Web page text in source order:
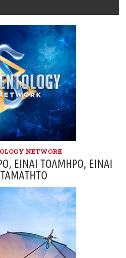
NETWORK
ΕΊΝΑΙ ΤΟΛΜΗΡΌ, ΕΊΝΑΙ